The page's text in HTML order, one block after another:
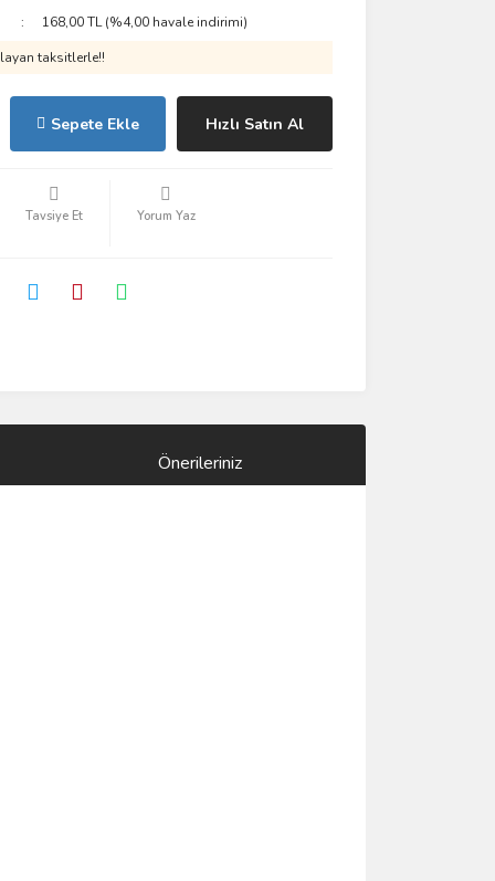
168,00 TL (%4,00 havale indirimi)
taksitlerle!!
Sepete Ekle Hızlı Satın Al
Tavsiye Et Yorum Yaz
Önerileriniz